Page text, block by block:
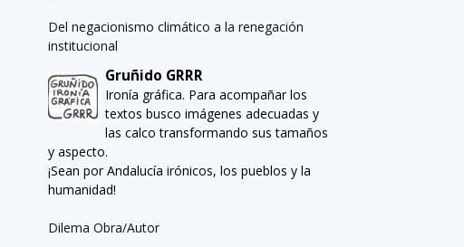
Del negacionismo climático a la renegación
institucional
Gruñido GRRR
Ironía gráfica. Para acompañar los
textos busco imágenes adecuadas y
las calco transformando sus tamaños
y aspecto.
¡Sean por Andalucía irónicos, los pueblos y la
humanidad!
Dilema Obra/Autor